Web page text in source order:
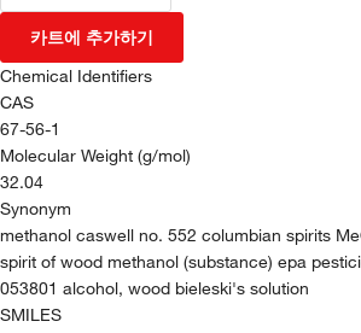
카트에 추가하기
Chemical Identifiers
CAS
67-56-1
Molecular Weight (g/mol)
32.04
Synonym
methanol caswell no. 552 columbian spirits
spirit of wood methanol (substance) epa
053801 alcohol, wood bieleski's solution
SMILES